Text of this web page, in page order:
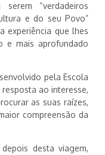
“verdadeiros
e do seu Povo”
experiência que lhes
e mais aprofundado
pela Escola
ao interesse,
as suas raízes,
compreensão da
desta viagem,